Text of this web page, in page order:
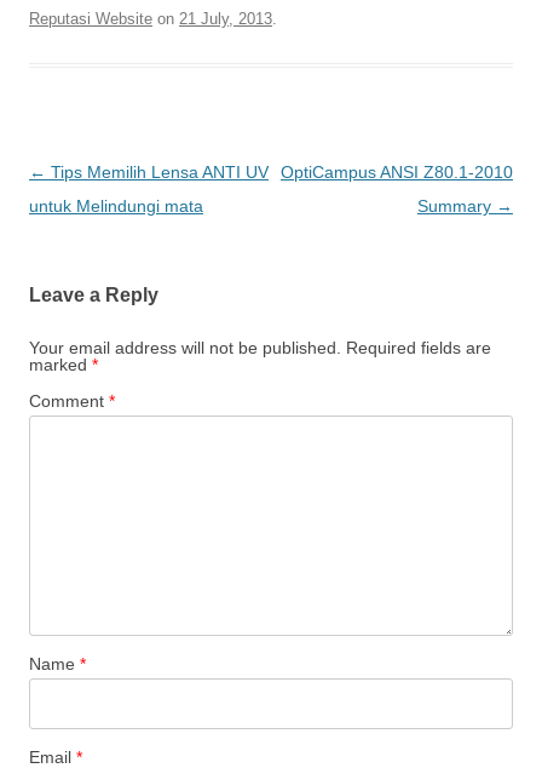
Reputasi Website on 21 July, 2013.
Post
navigation
← Tips Memilih Lensa ANTI UV
untuk Melindungi mata
OptiCampus ANSI Z80.1-2010
Summary →
Leave a Reply
Your email address will not be published.
Required fields are
marked *
Comment *
Name *
Email *